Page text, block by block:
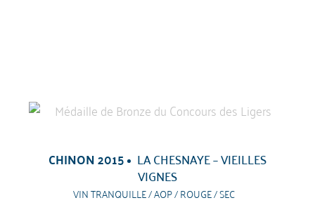
CHINON 2015 LA CHESNAYE – VIEILLES
VIGNES
VIN TRANQUILLE / AOP / ROUGE / SEC